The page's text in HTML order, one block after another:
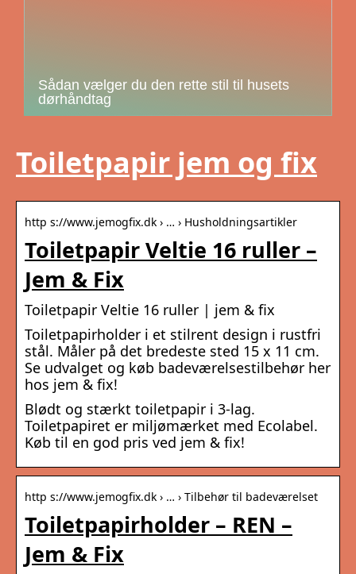
Sådan vælger du den rette stil til husets
dørhåndtag
Toiletpapir jem og fix
http s://www.jemogfix.dk › … › Husholdningsartikler
Toiletpapir Veltie 16 ruller –
Jem & Fix
Toiletpapir Veltie 16 ruller | jem & fix
Toiletpapirholder i et stilrent design i rustfri
stål. Måler på det bredeste sted 15 x 11 cm.
Se udvalget og køb badeværelsestilbehør her
hos jem & fix!
Blødt og stærkt toiletpapir i 3-lag.
Toiletpapiret er miljømærket med Ecolabel.
Køb til en god pris ved jem & fix!
http s://www.jemogfix.dk › … › Tilbehør til badeværelset
Toiletpapirholder – REN –
Jem & Fix